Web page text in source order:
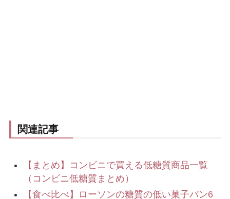
関連記事
【まとめ】コンビニで買える低糖質商品一覧
（コンビニ低糖質まとめ）
【食べ比べ】ローソンの糖質の低い菓子パン6